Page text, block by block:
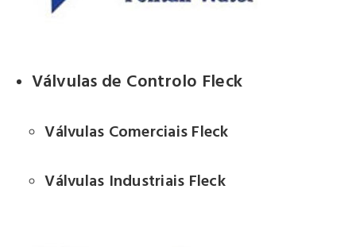
Válvulas de Controlo Fleck
Válvulas Comerciais Fleck
Válvulas Industriais Fleck